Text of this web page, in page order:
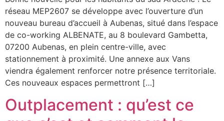
réseau MEP2607 se développe avec l’ouverture d’un
nouveau bureau d’accueil à Aubenas, situé dans l’espace
de co-working ALBENATE, au 8 boulevard Gambetta,
07200 Aubenas, en plein centre-ville, avec
stationnement à proximité. Une annexe aux Vans
viendra également renforcer notre présence territoriale.
Ces nouveaux espaces permettront […]
Outplacement : qu’est ce